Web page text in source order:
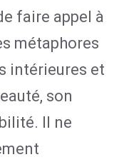
faire appel à
métaphores
intérieures et
son
Il ne